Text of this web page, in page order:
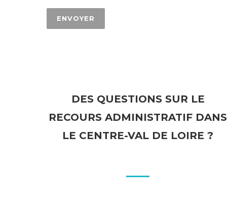
DES QUESTIONS SUR LE
RECOURS ADMINISTRATIF DANS
LE CENTRE-VAL DE LOIRE ?